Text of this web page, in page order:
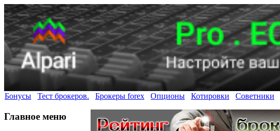
Бонусы Тест брокеров. Брокеры forex Опционы Котировки Советники
Главное меню